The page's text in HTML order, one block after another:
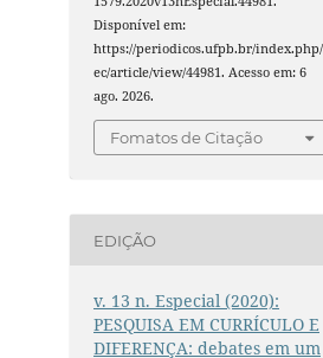
Disponível em:
https://periodicos.ufpb.br/
ec/article/view/44981. Acesso em: 6
ago. 2026.
Fomatos de Citação
EDIÇÃO
v. 13 n. Especial (2020):
PESQUISA EM CURRÍCULO E
DIFERENÇA: debates em um